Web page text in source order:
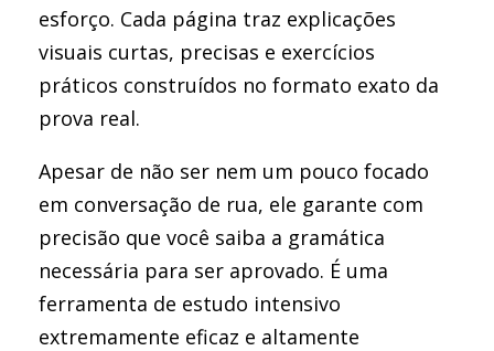
esforço. Cada página traz explicações
visuais curtas, precisas e exercícios
práticos construídos no formato exato da
prova real.
Apesar de não ser nem um pouco focado
em conversação de rua, ele garante com
precisão que você saiba a gramática
necessária para ser aprovado. É uma
ferramenta de estudo intensivo
extremamente eficaz e altamente